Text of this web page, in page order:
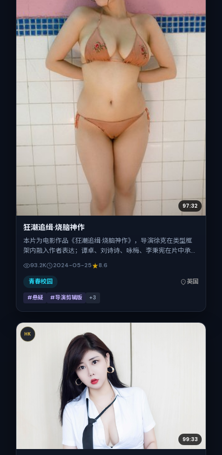
97:32
狂潮追缉·烧脑神作
本片为电影作品《狂潮追缉·烧脑神作》，导演徐克在类型框
架内融入作者表达；谭卓、刘诗诗、咏梅、李秉宪在片中承担
上映时间 2024年5月25日（公映登记日 2024-05-25），全
片97分钟，节奏张弛有度。
93.2K 2024-05-25 8.6
青春校园 英国
#悬疑 #导演剪辑版 +3
HK
99:33